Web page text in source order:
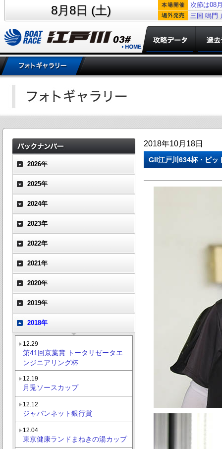
8月8日 (土)
次節は08
三国 鳴門
2026年
2025年
2024年
2023年
2022年
2021年
2020年
2019年
2018年
12.29
第41回京葉賞 トータリゼータエ
ンジニアリング杯
12.19
月兎ソースカップ
12.12
ジャパンネット銀行賞
12.04
東京健康ランドまねきの湯カップ
2018年10月18日
GII江戸川634杯・ピッ